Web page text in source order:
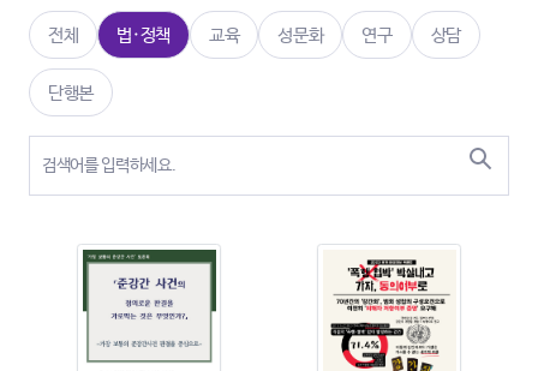
전체 법·정책 교육 성문화 연구 상담
단행본